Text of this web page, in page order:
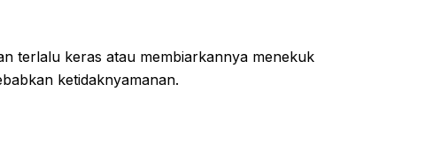
terlalu keras atau membiarkannya menekuk
ketidaknyamanan.